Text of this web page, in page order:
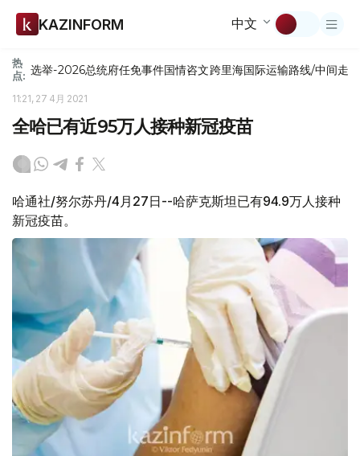
KAZINFORM 中文
热
点: 选举-2026总统府任免事件国情咨文跨里海国际运输路线/中间走廊
11:21, 27 4月 2021
全哈已有近95万人接种新冠疫苗
哈通社/努尔苏丹/4月27日--哈萨克斯坦已有94.9万人接种
新冠疫苗。